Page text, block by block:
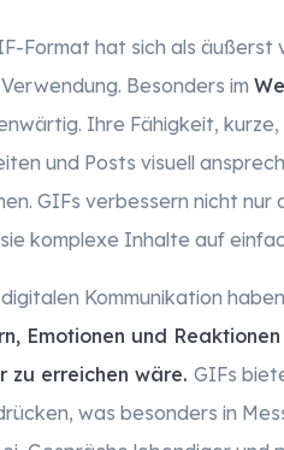
Format hat sich als äußerst
Besonders im
Ihre Fähigkeit,
und Posts visuell
GIFs verbessern nicht
komplexe Inhalte auf
Kommunikation
Emotionen und
zu erreichen wäre. GIFs
was besonders in